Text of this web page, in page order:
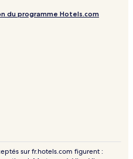
du programme Hotels.com
sur fr.hotels.com figurent :